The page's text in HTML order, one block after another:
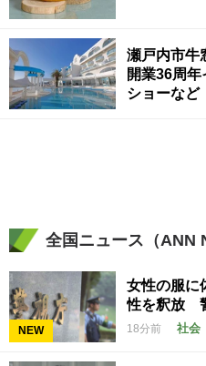
瀬戸内市牛
開業36周
ショーなど
全国ニュース（ANN
NEW
女性の服に
性を釈放
18分前 社会